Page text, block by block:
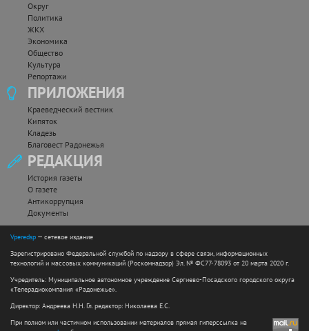
Округ
Политика
ЖКХ
Экономика
Общество
Культура
Репортажи
ПРИЛОЖЕНИЯ
Краеведческий вестник
Кипяток
Кладезь
Благовест Радонежья
РЕДАКЦИЯ
История газеты
О газете
Антикоррупция
Документы
Vperedsp — сетевое издание
Зарегистрировано Федеральной службой по надзору в сфере связи, информационных
технологий и массовых коммуникаций (Роскомнадзор) Эл. № ФС77-78093 от 20 марта 2020 г.
Учредитель: Муниципальное автономное учреждение Сергиево-Посадского городского округа
«Телерадиокомпания «Радонежье».
Директор: Андреева Н.Н. Гл. редактор: Николаева Е.С.
При полном или частичном использовании материалов прямая гиперссылка на